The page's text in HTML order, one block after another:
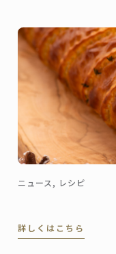
ニュース, レシピ
詳しくはこちら